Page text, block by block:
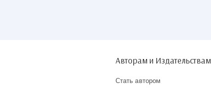
Авторам и Издательствам
Стать автором